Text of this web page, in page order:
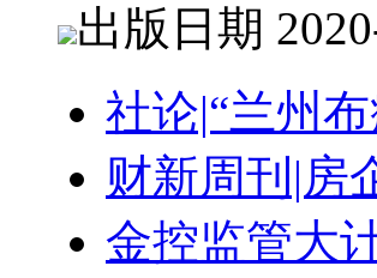
出版日期
社论|“兰州
财新周刊|房
金控监管大